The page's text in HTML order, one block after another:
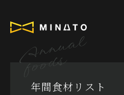
年間食材リスト
Annual
foods